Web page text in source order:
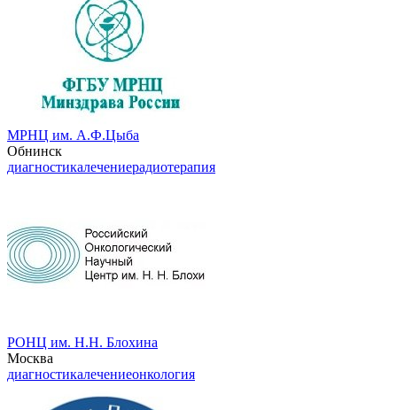
МРНЦ им. А.Ф.Цыба
Обнинск
диагностикалечениерадиотерапия
РОНЦ им. Н.Н. Блохина
Москва
диагностикалечениеонкология